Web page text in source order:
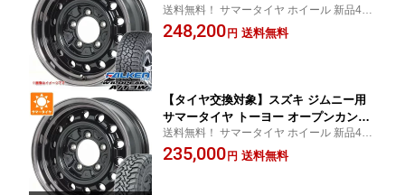
ドピーク A/T3W LT225/75R16 115/112Q
アピオ ワイルドボア D 5.5-16 タイヤホ
送料無料！ サマータイヤ ホイール 新品4本
セット 225/75/16 225-75-16
248,200 円 送料無料
【タイヤ交換対象】スズキ ジムニー用
サマータイヤ トーヨー オープンカント
リー M/T 195R16C 104/102Q ブラック
レター M/T-Rパターン アピオ ワイルド
送料無料！ サマータイヤ ホイール 新品4本
セット 195/16 195-16
235,000 円 送料無料